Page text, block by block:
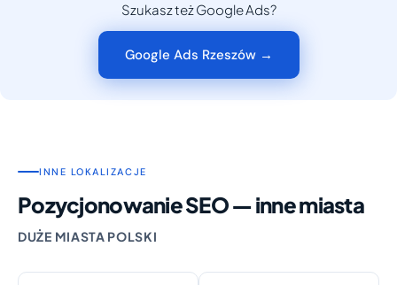
Szukasz też Google Ads?
Google Ads Rzeszów →
INNE LOKALIZACJE
Pozycjonowanie SEO — inne miasta
DUŻE MIASTA POLSKI